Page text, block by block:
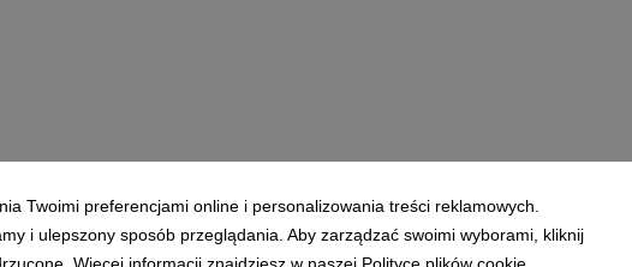
Twoimi preferencjami online i personalizowania treści reklamowych.
i ulepszony sposób przeglądania. Aby zarządzać swoimi wyborami, kliknij